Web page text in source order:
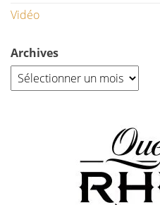
Vidéo
Archives